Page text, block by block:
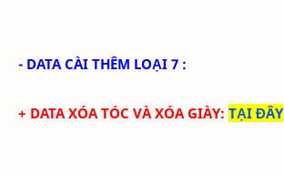
- DATA CÀI THÊM LOẠI 7 :
+ DATA XÓA TÓC VÀ XÓA GIÀY: TẠI ĐÂY